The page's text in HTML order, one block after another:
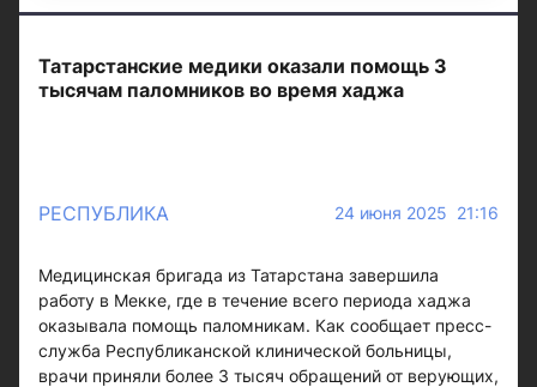
Татарстанские медики оказали помощь 3
тысячам паломников во время хаджа
РЕСПУБЛИКА 24 июня 2025 21:16
Медицинская бригада из Татарстана завершила
работу в Мекке, где в течение всего периода хаджа
оказывала помощь паломникам. Как сообщает пресс-
служба Республиканской клинической больницы,
врачи приняли более 3 тысяч обращений от верующих,